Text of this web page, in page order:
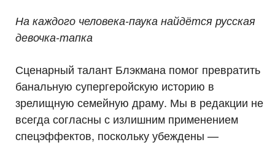
На каждого человека-паука найдётся русская
девочка-тапка
Сценарный талант Блэкмана помог превратить
банальную супергеройскую историю в
зрелищную семейную драму. Мы в редакции не
всегда согласны с излишним применением
спецэффектов, поскольку убеждены —